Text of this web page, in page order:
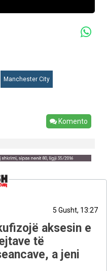
Manchester City
Komento
5 Gusht, 13:27
aksesin e
të
a jeni